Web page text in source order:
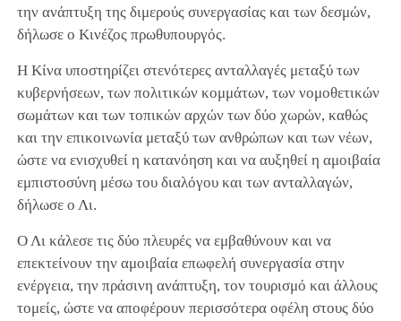
την ανάπτυξη της διμερούς συνεργασίας και των δεσμών,
δήλωσε ο Κινέζος πρωθυπουργός.
Η Κίνα υποστηρίζει στενότερες ανταλλαγές μεταξύ των
κυβερνήσεων, των πολιτικών κομμάτων, των νομοθετικών
σωμάτων και των τοπικών αρχών των δύο χωρών, καθώς
και την επικοινωνία μεταξύ των ανθρώπων και των νέων,
ώστε να ενισχυθεί η κατανόηση και να αυξηθεί η αμοιβαία
εμπιστοσύνη μέσω του διαλόγου και των ανταλλαγών,
δήλωσε ο Λι.
Ο Λι κάλεσε τις δύο πλευρές να εμβαθύνουν και να
επεκτείνουν την αμοιβαία επωφελή συνεργασία στην
ενέργεια, την πράσινη ανάπτυξη, τον τουρισμό και άλλους
τομείς, ώστε να αποφέρουν περισσότερα οφέλη στους δύο